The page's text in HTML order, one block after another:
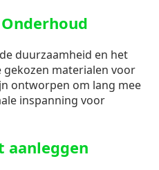
duurzaamheid en het
materialen voor
ontworpen om lang mee
inspanning voor
aanleggen